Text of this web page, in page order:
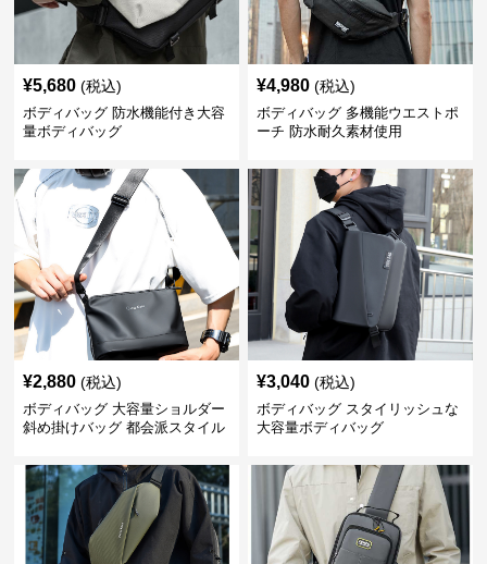
¥5,680 (税込)
ボディバッグ 防水機能付き大容
量ボディバッグ
¥4,980 (税込)
ボディバッグ 多機能ウエストポ
ーチ 防水耐久素材使用
¥2,880 (税込)
ボディバッグ 大容量ショルダー
斜め掛けバッグ 都会派スタイル
¥3,040 (税込)
ボディバッグ スタイリッシュな
大容量ボディバッグ